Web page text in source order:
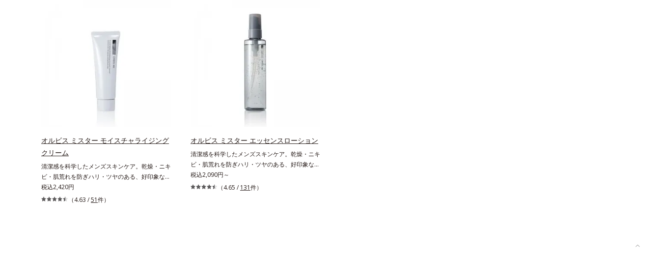
オルビス ミスター モイスチャライジング
クリーム
清潔感を科学したメンズスキンケア。乾燥・ニキ
ビ・肌荒れを防ぎハリ・ツヤのある、好印象な清
潔透明肌(*1)へ。オルビスミスターは、男性の清
潔感、爽やかさ、若々しさの印象を科学的に検証
税込2,420円
（4.63 /51件）
オルビス ミスター エッセンスローション
清潔感を科学したメンズスキンケア。乾燥・ニキ
ビ・肌荒れを防ぎハリ・ツヤのある、好印象な清
潔透明肌(*1)へ。オルビス ミスターは、男性の清
潔感、爽やかさ、若々しさの印象を科学的に検証
税込2,090円～
（4.65 / 131件）